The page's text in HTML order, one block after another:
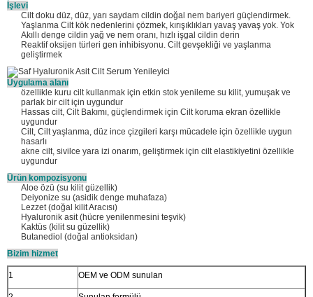
İşlevi
Cilt doku düz, düz, yarı saydam cildin doğal nem bariyeri güçlendirmek.
Yaşlanma Cilt kök nedenlerini çözmek, kırışıklıkları yavaş yavaş yok. Yok
Akıllı denge cildin yağ ve nem oranı, hızlı işgal cildin derin
Reaktif oksijen türleri gen inhibisyonu. Cilt gevşekliği ve yaşlanma
geliştirmek
Uygulama alanı
özellikle kuru cilt kullanmak için etkin stok yenileme su kilit, yumuşak ve
parlak bir cilt için uygundur
Hassas cilt, Cilt Bakımı, güçlendirmek için Cilt koruma ekran özellikle
uygundur
Cilt, Cilt yaşlanma, düz ince çizgileri karşı mücadele için özellikle uygun
hasarlı
akne cilt, sivilce yara izi onarım, geliştirmek için cilt elastikiyetini özellikle
uygundur
Ürün kompozisyonu
Aloe özü (su kilit güzellik)
Deiyonize su (asidik denge muhafaza)
Lezzet (doğal kilit Aracısı)
Hyaluronik asit (hücre yenilenmesini teşvik)
Kaktüs (kilit su güzellik)
Butanediol (doğal antioksidan)
Bizim hizmet
1 OEM ve ODM sunulan